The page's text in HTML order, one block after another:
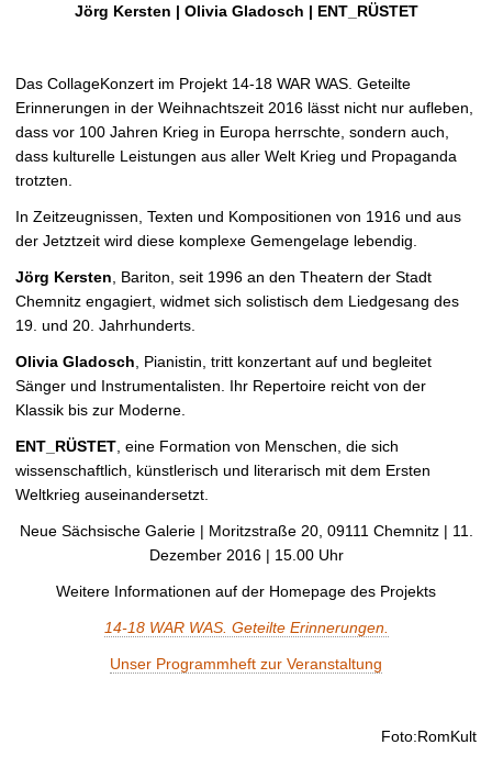
Jörg Kersten | Olivia Gladosch | ENT_RÜSTET
Das CollageKonzert im Projekt 14-18 WAR WAS. Geteilte
Erinnerungen in der Weihnachtszeit 2016 lässt nicht nur aufleben,
dass vor 100 Jahren Krieg in Europa herrschte, sondern auch,
dass kulturelle Leistungen aus aller Welt Krieg und Propaganda
trotzten.
In Zeitzeugnissen, Texten und Kompositionen von 1916 und aus
der Jetztzeit wird diese komplexe Gemengelage lebendig.
Jörg Kersten , Bariton, seit 1996 an den Theatern der Stadt
Chemnitz engagiert, widmet sich solistisch dem Liedgesang des
19. und 20. Jahrhunderts.
Olivia Gladosch , Pianistin, tritt konzertant auf und begleitet
Sänger und Instrumentalisten. Ihr Repertoire reicht von der
Klassik bis zur Moderne.
ENT_RÜSTET , eine Formation von Menschen, die sich
wissenschaftlich, künstlerisch und literarisch mit dem Ersten
Weltkrieg auseinandersetzt.
Neue Sächsische Galerie | Moritzstraße 20, 09111 Chemnitz | 11.
Dezember 2016 | 15.00 Uhr
Weitere Informationen auf der Homepage des Projekts
14-18 WAR WAS. Geteilte Erinnerungen.
Unser Programmheft zur Veranstaltung
Foto:RomKult